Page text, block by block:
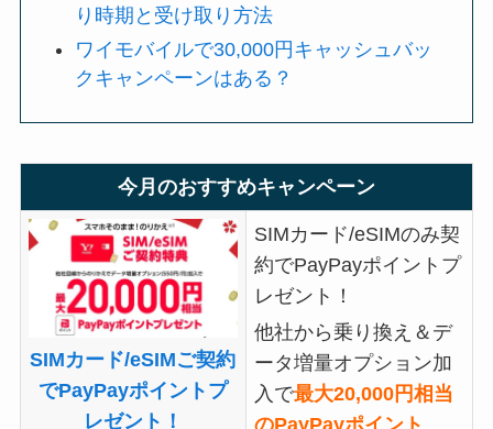
り時期と受け取り方法
ワイモバイルで30,000円キャッシュバッ
クキャンペーンはある？
今月のおすすめキャンペーン
SIMカード/eSIMご契約
でPayPayポイントプ
レゼント！
SIMカード/eSIMのみ契
約でPayPayポイントプ
レゼント！
他社から乗り換え＆デ
ータ増量オプション加
入で最大20,000円相当
のPayPayポイント